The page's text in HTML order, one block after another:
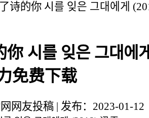
诗的你 시를 잊은 그대에게
시를 잊은 그대에
免费下载
网友投稿 | 发布：2023-01-12